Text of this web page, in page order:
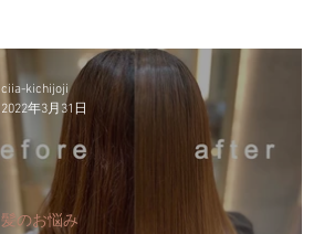
髪のお悩み
ciia-kichijoji
2022年3月31日